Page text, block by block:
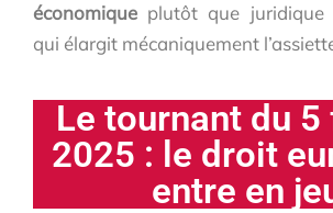
économique plutôt que juridique
qui élargit mécaniquement
Le tournant du
2025 : le droit
entre en